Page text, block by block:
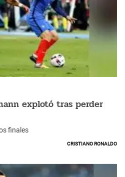
explotó tras perder
finales
Cristiano Ronaldo